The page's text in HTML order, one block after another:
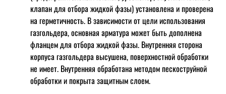
клапан для отбора жидкой фазы) установлена и проверена
на герметичность. В зависимости от цели использования
газгольдера, основная арматура может быть дополнена
фланцем для отбора жидкой фазы. Внутренняя сторона
корпуса газгольдера высушена, поверхностной обработки
не имеет. Внутренняя обработана методом пескоструйной
обработки и покрыта защитным слоем.